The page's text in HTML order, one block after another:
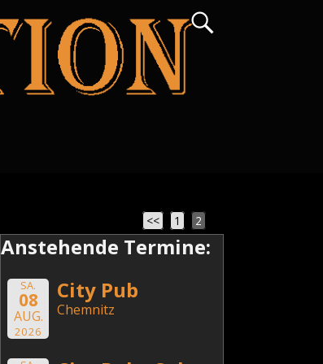
<< 1 2
Anstehende Termine:
SA.
08
AUG.
2026
City Pub
Chemnitz